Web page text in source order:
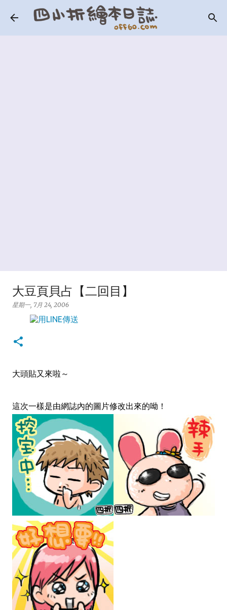
跳到主要內容
大豆頁貝占【二回目】
星期一, 7月 24, 2006
大頭貼又來啦～
這次一樣是由網誌內的圖片修改出來的呦！